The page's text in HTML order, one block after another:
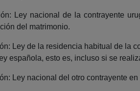
Ley nacional de la contrayente
del matrimonio.
Ley de la residencia habitual de la
española, esto es, incluso si se
Ley nacional del otro contrayente